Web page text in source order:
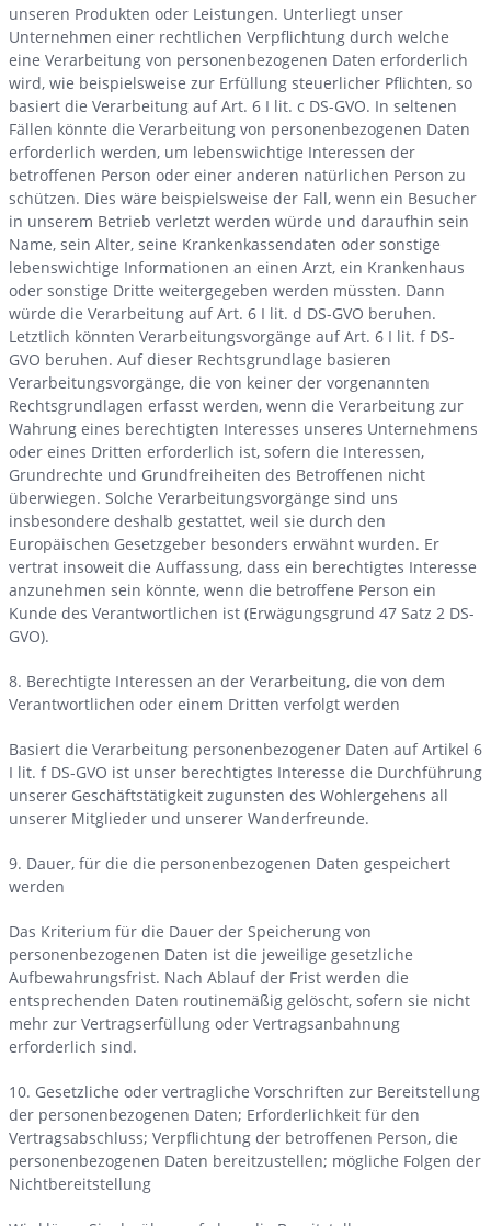
unseren Produkten oder Leistungen. Unterliegt unser
Unternehmen einer rechtlichen Verpflichtung durch welche
eine Verarbeitung von personenbezogenen Daten erforderlich
wird, wie beispielsweise zur Erfüllung steuerlicher Pflichten, so
basiert die Verarbeitung auf Art. 6 I lit. c DS-GVO. In seltenen
Fällen könnte die Verarbeitung von personenbezogenen Daten
erforderlich werden, um lebenswichtige Interessen der
betroffenen Person oder einer anderen natürlichen Person zu
schützen. Dies wäre beispielsweise der Fall, wenn ein Besucher
in unserem Betrieb verletzt werden würde und daraufhin sein
Name, sein Alter, seine Krankenkassendaten oder sonstige
lebenswichtige Informationen an einen Arzt, ein Krankenhaus
oder sonstige Dritte weitergegeben werden müssten. Dann
würde die Verarbeitung auf Art. 6 I lit. d DS-GVO beruhen.
Letztlich könnten Verarbeitungsvorgänge auf Art. 6 I lit. f DS-
GVO beruhen. Auf dieser Rechtsgrundlage basieren
Verarbeitungsvorgänge, die von keiner der vorgenannten
Rechtsgrundlagen erfasst werden, wenn die Verarbeitung zur
Wahrung eines berechtigten Interesses unseres Unternehmens
oder eines Dritten erforderlich ist, sofern die Interessen,
Grundrechte und Grundfreiheiten des Betroffenen nicht
überwiegen. Solche Verarbeitungsvorgänge sind uns
insbesondere deshalb gestattet, weil sie durch den
Europäischen Gesetzgeber besonders erwähnt wurden. Er
vertrat insoweit die Auffassung, dass ein berechtigtes Interesse
anzunehmen sein könnte, wenn die betroffene Person ein
Kunde des Verantwortlichen ist (Erwägungsgrund 47 Satz 2 DS-
GVO).
8. Berechtigte Interessen an der Verarbeitung, die von dem
Verantwortlichen oder einem Dritten verfolgt werden
Basiert die Verarbeitung personenbezogener Daten auf Artikel 6
I lit. f DS-GVO ist unser berechtigtes Interesse die Durchführung
unserer Geschäftstätigkeit zugunsten des Wohlergehens all
unserer Mitglieder und unserer Wanderfreunde.
9. Dauer, für die die personenbezogenen Daten gespeichert
werden
Das Kriterium für die Dauer der Speicherung von
personenbezogenen Daten ist die jeweilige gesetzliche
Aufbewahrungsfrist. Nach Ablauf der Frist werden die
entsprechenden Daten routinemäßig gelöscht, sofern sie nicht
mehr zur Vertragserfüllung oder Vertragsanbahnung
erforderlich sind.
10. Gesetzliche oder vertragliche Vorschriften zur Bereitstellung
der personenbezogenen Daten; Erforderlichkeit für den
Vertragsabschluss; Verpflichtung der betroffenen Person, die
personenbezogenen Daten bereitzustellen; mögliche Folgen der
Nichtbereitstellung